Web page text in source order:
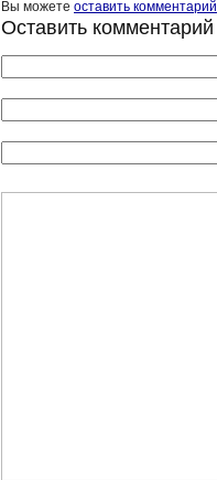
Вы можете оставить комментарий
Оставить комментарий